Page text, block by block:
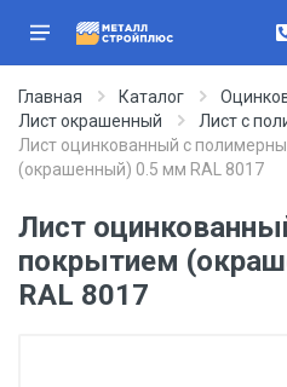
Главная Каталог
Лист окрашенный
Лист с
Лист оцинкованный с
(окрашенный) 0.5 мм RAL 8017
Лист
покрытием
RAL 8017